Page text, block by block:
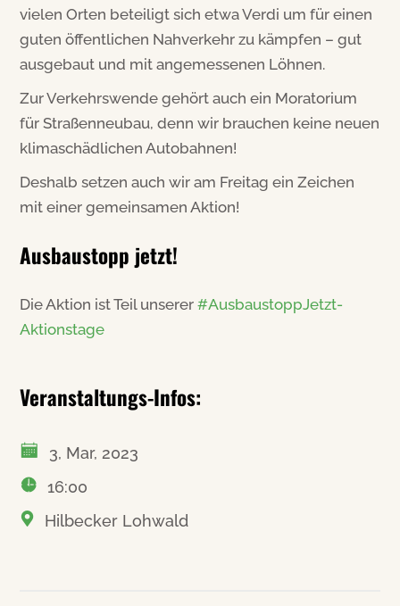
vielen Orten beteiligt sich etwa Verdi um für einen
guten öffentlichen Nahverkehr zu kämpfen – gut
ausgebaut und mit angemessenen Löhnen.
Zur Verkehrswende gehört auch ein Moratorium
für Straßenneubau, denn wir brauchen keine neuen
klimaschädlichen Autobahnen!
Deshalb setzen auch wir am Freitag ein Zeichen
mit einer gemeinsamen Aktion!
Ausbaustopp jetzt!
Die Aktion ist Teil unserer#AusbaustoppJetzt-
Aktionstage
Veranstaltungs-Infos:
3, Mar, 2023
16:00
Hilbecker Lohwald